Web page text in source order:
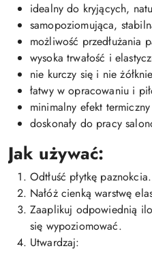
idealny do kryjących,
samopoziomująca,
możliwość przedłużania
wysoka trwałość i
nie kurczy się i nie żółknie
łatwy w opracowaniu i
minimalny efekt
doskonały do pracy
Jak używać:
Odtłuść płytkę paznokcia.
Nałóż cienką warstwę
Zaaplikuj odpowiednią
się wypoziomować.
Utwardzaj: